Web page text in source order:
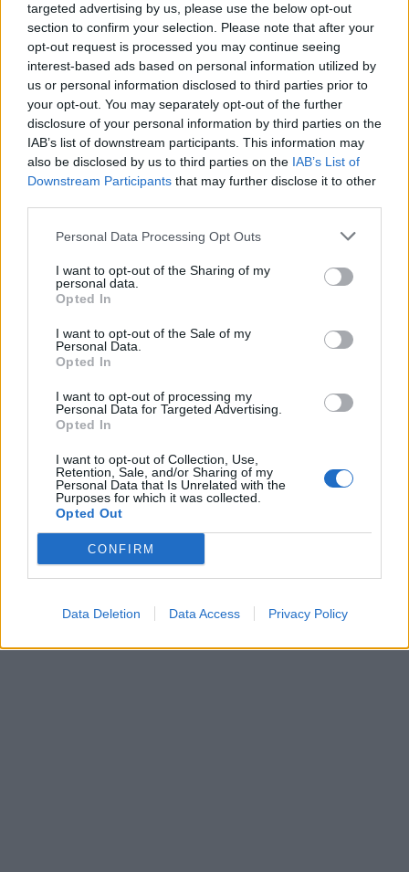
targeted advertising by us, please use the below opt-out
section to confirm your selection. Please note that after your
opt-out request is processed you may continue seeing
interest-based ads based on personal information utilized by
us or personal information disclosed to third parties prior to
your opt-out. You may separately opt-out of the further
disclosure of your personal information by third parties on the
IAB’s list of downstream participants. This information may
also be disclosed by us to third parties on the IAB’s List of
Downstream Participants that may further disclose it to other
Personal Data Processing Opt Outs
I want to opt-out of the Sharing of my
personal data.
Opted In
I want to opt-out of the Sale of my
Personal Data.
Opted In
I want to opt-out of processing my
Personal Data for Targeted Advertising.
Opted In
I want to opt-out of Collection, Use,
Retention, Sale, and/or Sharing of my
Personal Data that Is Unrelated with the
Purposes for which it was collected.
Opted Out
CONFIRM
Data Deletion Data Access Privacy Policy
no relative posts found
ΕΓΓΡΑΦΗ ΣΤΟ NEWSLETTER